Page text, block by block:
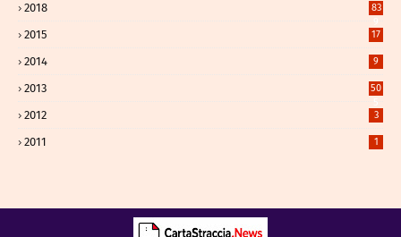
2018
83
9
2015 17
2014 9
2013
50
5
2012 3
2011 1